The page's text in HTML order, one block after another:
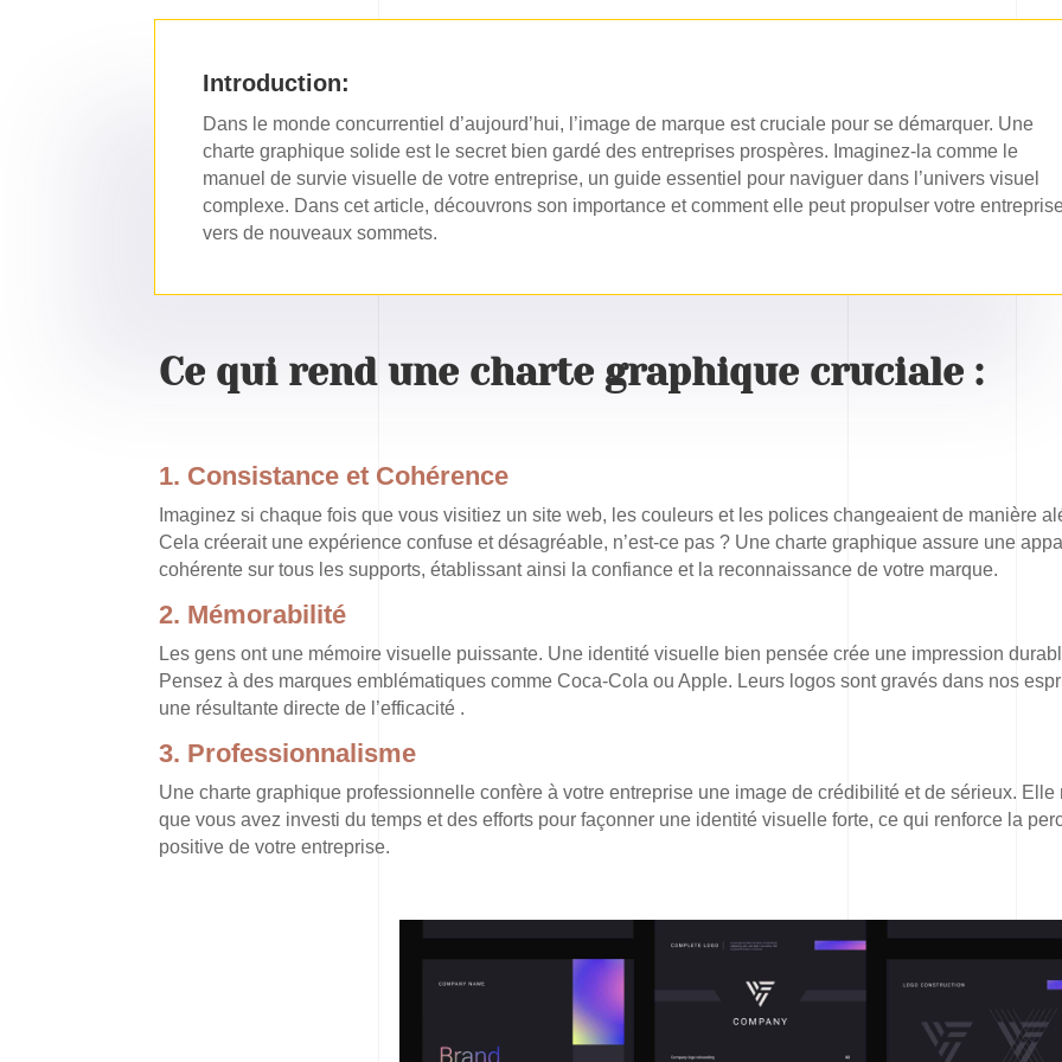
Introduction:
Dans le monde concurrentiel d’aujourd’hui, l’image de marque est cruciale pour se démarquer. Une
charte graphique solide est le secret bien gardé des entreprises prospères. Imaginez-la comme le
manuel de survie visuelle de votre entreprise, un guide essentiel pour naviguer dans l’univers visuel
complexe. Dans cet article, découvrons son importance et comment elle peut propulser votre
vers de nouveaux sommets.
Ce qui rend une charte graphique cruciale :
1. Consistance et Cohérence
Imaginez si chaque fois que vous visitiez un site web, les couleurs et les polices changeaient de manière
Cela créerait une expérience confuse et désagréable, n’est-ce pas ? Une charte graphique assure une
cohérente sur tous les supports, établissant ainsi la confiance et la reconnaissance de votre marque.
2. Mémorabilité
Les gens ont une mémoire visuelle puissante. Une identité visuelle bien pensée crée une impression
Pensez à des marques emblématiques comme Coca-Cola ou Apple. Leurs logos sont gravés dans nos
une résultante directe de l’efficacité .
3. Professionnalisme
Une charte graphique professionnelle confère à votre entreprise une image de crédibilité et de sérieux. Elle
que vous avez investi du temps et des efforts pour façonner une identité visuelle forte, ce qui renforce la
positive de votre entreprise.